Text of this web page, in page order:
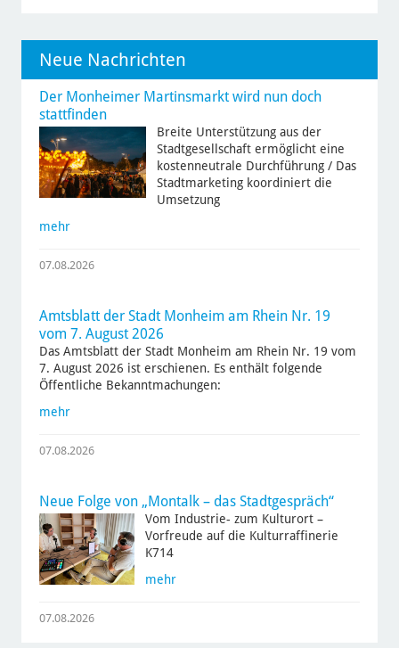
Neue Nachrichten
Der Monheimer Martinsmarkt wird nun doch
stattfinden
Breite Unterstützung aus der
Stadtgesellschaft ermöglicht eine
kostenneutrale Durchführung / Das
Stadtmarketing koordiniert die
Umsetzung
mehr
07.08.2026
Amtsblatt der Stadt Monheim am Rhein Nr. 19
vom 7. August 2026
Das Amtsblatt der Stadt Monheim am Rhein Nr. 19 vom
7. August 2026 ist erschienen. Es enthält folgende
Öffentliche Bekanntmachungen:
mehr
07.08.2026
Neue Folge von „Montalk – das Stadtgespräch“
Vom Industrie- zum Kulturort –
Vorfreude auf die Kulturraffinerie
K714
mehr
07.08.2026